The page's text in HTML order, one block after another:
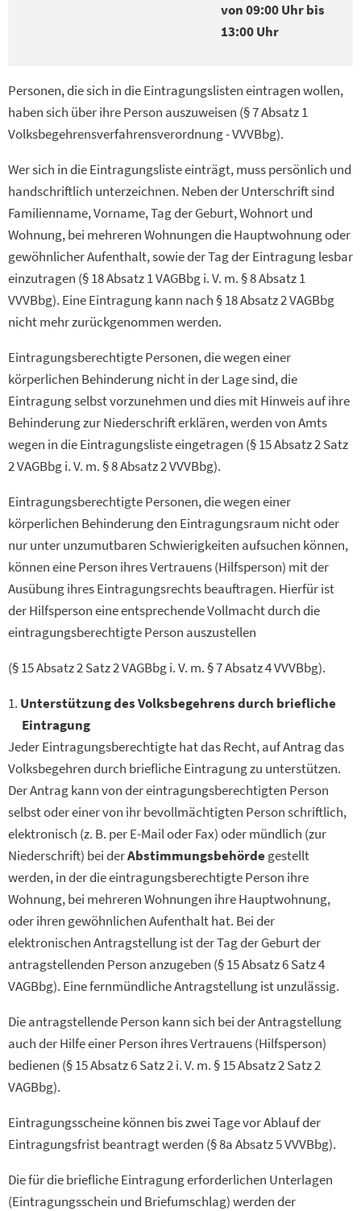
von 09:00 Uhr bis
13:00 Uhr
Personen, die sich in die Eintragungslisten eintragen wollen,
haben sich über ihre Person auszuweisen (§ 7 Absatz 1
Volksbegehrensverfahrensverordnung - VVVBbg).
Wer sich in die Eintragungsliste einträgt, muss persönlich und
handschriftlich unterzeichnen. Neben der Unterschrift sind
Familienname, Vorname, Tag der Geburt, Wohnort und
Wohnung, bei mehreren Wohnungen die Hauptwohnung oder
gewöhnlicher Aufenthalt, sowie der Tag der Eintragung lesbar
einzutragen (§ 18 Absatz 1 VAGBbg i. V. m. § 8 Absatz 1
VVVBbg). Eine Eintragung kann nach § 18 Absatz 2 VAGBbg
nicht mehr zurückgenommen werden.
Eintragungsberechtigte Personen, die wegen einer
körperlichen Behinderung nicht in der Lage sind, die
Eintragung selbst vorzunehmen und dies mit Hinweis auf ihre
Behinderung zur Niederschrift erklären, werden von Amts
wegen in die Eintragungsliste eingetragen (§ 15 Absatz 2 Satz
2 VAGBbg i. V. m. § 8 Absatz 2 VVVBbg).
Eintragungsberechtigte Personen, die wegen einer
körperlichen Behinderung den Eintragungsraum nicht oder
nur unter unzumutbaren Schwierigkeiten aufsuchen können,
können eine Person ihres Vertrauens (Hilfsperson) mit der
Ausübung ihres Eintragungsrechts beauftragen. Hierfür ist
der Hilfsperson eine entsprechende Vollmacht durch die
eintragungsberechtigte Person auszustellen
(§ 15 Absatz 2 Satz 2 VAGBbg i. V. m. § 7 Absatz 4 VVVBbg).
Unterstützung des Volksbegehrens durch briefliche
Eintragung
Jeder Eintragungsberechtigte hat das Recht, auf Antrag das
Volksbegehren durch briefliche Eintragung zu unterstützen.
Der Antrag kann von der eintragungsberechtigten Person
selbst oder einer von ihr bevollmächtigten Person schriftlich,
elektronisch (z. B. per E-Mail oder Fax) oder mündlich (zur
Niederschrift) bei derAbstimmungsbehördegestellt
werden, in der die eintragungsberechtigte Person ihre
Wohnung, bei mehreren Wohnungen ihre Hauptwohnung,
oder ihren gewöhnlichen Aufenthalt hat. Bei der
elektronischen Antragstellung ist der Tag der Geburt der
antragstellenden Person anzugeben (§ 15 Absatz 6 Satz 4
VAGBbg). Eine fernmündliche Antragstellung ist unzulässig.
Die antragstellende Person kann sich bei der Antragstellung
auch der Hilfe einer Person ihres Vertrauens (Hilfsperson)
bedienen (§ 15 Absatz 6 Satz 2 i. V. m. § 15 Absatz 2 Satz 2
VAGBbg).
Eintragungsscheine können bis zwei Tage vor Ablauf der
Eintragungsfrist beantragt werden (§ 8a Absatz 5 VVVBbg).
Die für die briefliche Eintragung erforderlichen Unterlagen
(Eintragungsschein und Briefumschlag) werden der